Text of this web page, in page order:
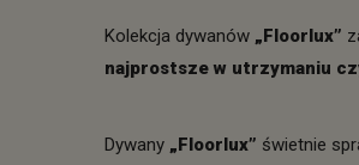
Kolekcja dywanów „Floorlux”
najprostsze w utrzymaniu
Dywany „Floorlux” świetnie